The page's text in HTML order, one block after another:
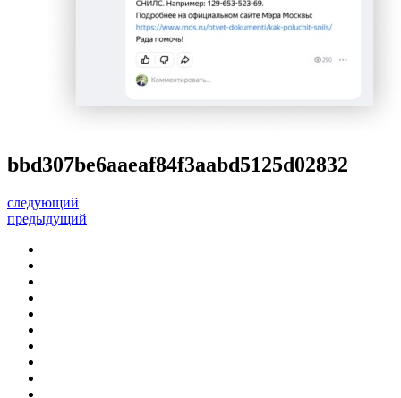
bbd307be6aaeaf84f3aabd5125d02832
следующий
предыдущий